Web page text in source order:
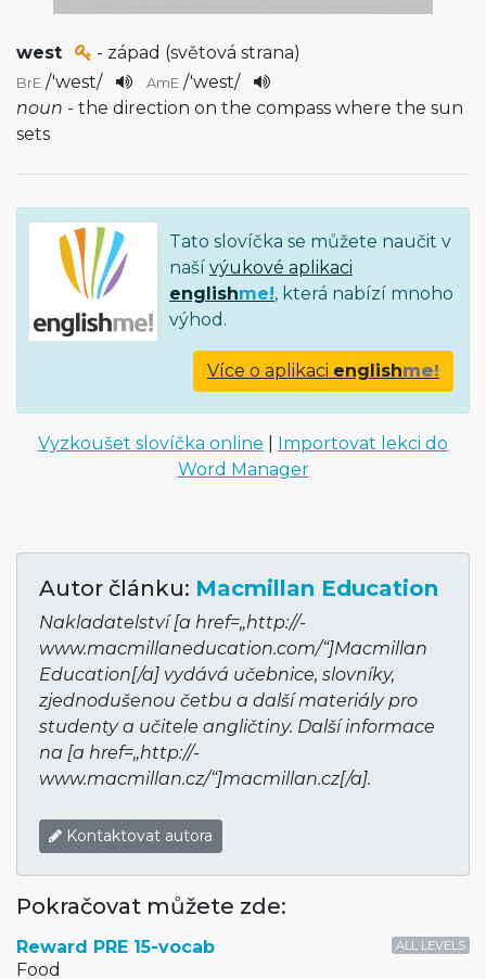
west - západ (světová strana)
BrE /'west/ AmE /'west/
noun - the direction on the compass where the sun
sets
Tato slovíčka se můžete naučit v
naší výukové aplikaci
englishme!, která nabízí mnoho
výhod.
Více o aplikaci englishme!
Vyzkoušet slovíčka online
Importovat lekci do
Word Manager
Autor článku: Macmillan Education
Nakladatelství [a href=„http://­
www.macmillane­ducation.com/“]Mac­millan
Education[/a] vydává učebnice, slovníky,
zjednodušenou četbu a další materiály pro
studenty a učitele angličtiny. Další informace
na [a href=„http://­
www.macmillan­.cz/“]macmillan­.cz[/a].
Kontaktovat autora
Pokračovat můžete zde:
ALL LEVELS
Reward PRE 15-vocab
Food